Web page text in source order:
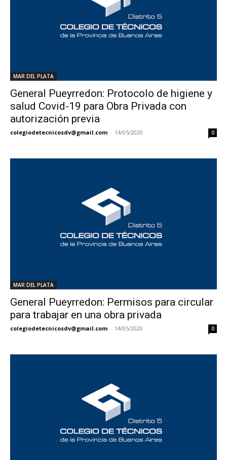
MAR DEL PLATA
General Pueyrredon: Protocolo de higiene y
salud Covid-19 para Obra Privada con
autorización previa
colegiodetecnicosdv@gmail.com - 14/05/2020 0
MAR DEL PLATA
General Pueyrredon: Permisos para circular
para trabajar en una obra privada
colegiodetecnicosdv@gmail.com - 14/05/2020 0